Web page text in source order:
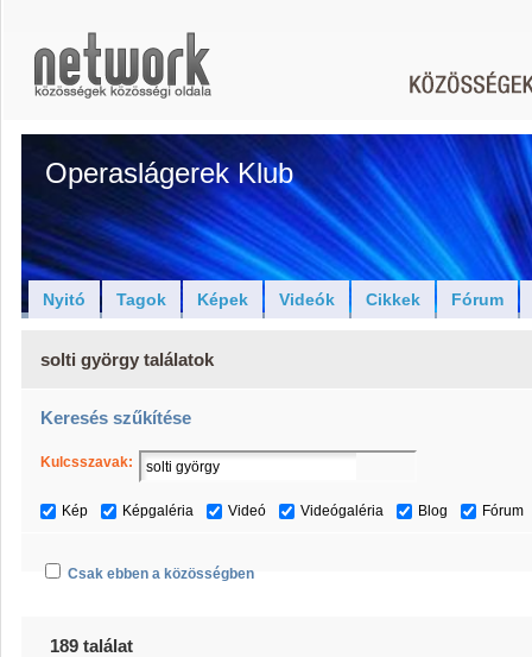
Operaslágerek Klub
Nyitó Tagok Képek Videók Cikkek Fórum
solti györgy találatok
Keresés szűkítése
Kulcsszavak:
Kép Képgaléria Videó Videógaléria Blog Fórum
Csak ebben a közösségben
189 találat